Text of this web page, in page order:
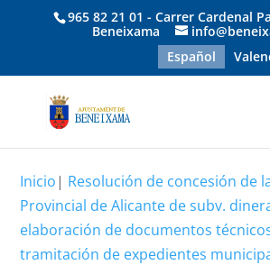
965 82 21 01 - Carrer Cardenal
Beneixama
Español
Inicio| Resolución de concesión de
Provincial de Alicante de subv.
elaboración de documentos
tramitación de expedientes